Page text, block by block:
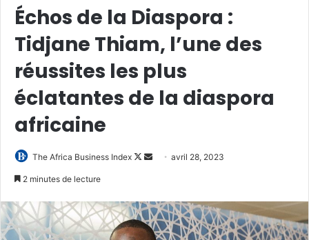
Échos de la Diaspora :
Tidjane Thiam, l’une des
réussites les plus
éclatantes de la diaspora
africaine
The Africa Business Index
Follow
Envoyeravril 28, 2023
2 minutes de lecture